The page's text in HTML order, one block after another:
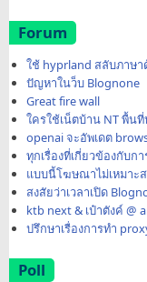
Forum
ใช้ hyprland สลับภาษ
ปัญหาในว็บ Blognone
Great fire wall
ใครใช้เน็ตบ้าน NT พื้น
openai จะอัพเดต
ทุกเรื่องที่เกี่ยวข้องกับกา
แบบนี้โฆษณาไม่เหมาะ
สงสัยว่าเวลาเปิด
ktb next & เป๋าตังค์ @
ปรึกษาเรื่องการทำ
Poll